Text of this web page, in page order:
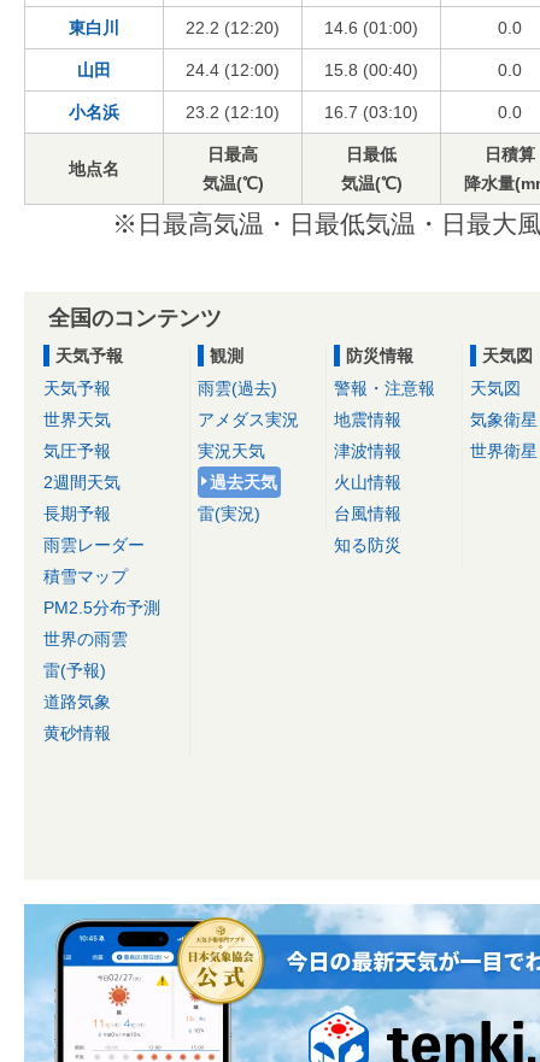
東白川 22.2 (12:20) 14.6 (01:00) 0.0
山田 24.4 (12:00) 15.8 (00:40) 0.0
小名浜 23.2 (12:10) 16.7 (03:10) 0.0
地点名
日最高
気温(℃)
日最低
気温(℃)
日積算
降水量
※日最高気温・日最低気温・日最大
全国のコンテンツ
天気予報
天気予報
世界天気
気圧予報
2週間天気
長期予報
雨雲レーダー
積雪マップ
PM2.5分布予測
世界の雨雲
雷(予報)
道路気象
黄砂情報
観測
雨雲(過去)
アメダス実況
実況天気
過去天気
雷(実況)
防災情報
警報・注意報
地震情報
津波情報
火山情報
台風情報
知る防災
天気図
天気図
気象衛星
世界衛星